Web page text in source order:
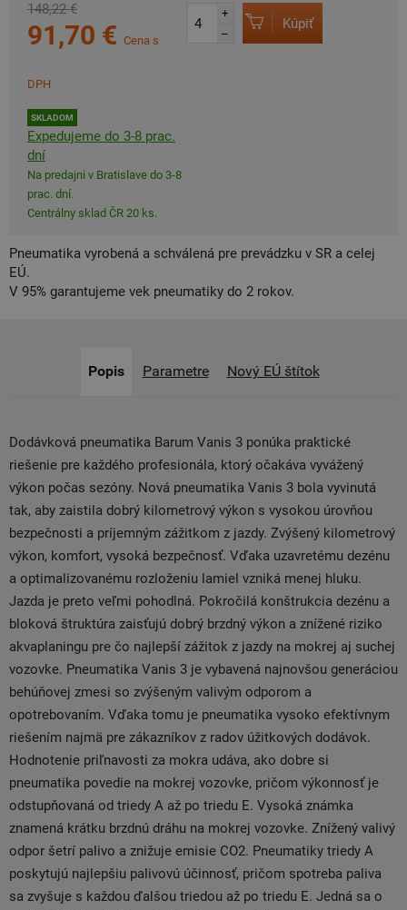
148,22 €
91,70 € Cena s
DPH
SKLADOM
Expedujeme do 3-8 prac.
dní
Na predajni v Bratislave do 3-8
prac. dní.
Centrálny sklad ČR 20 ks.
+
–
Kúpiť
Pneumatika vyrobená a schválená pre prevádzku v SR a celej
EÚ.
V 95% garantujeme vek pneumatiky do 2 rokov.
Popis Parametre Nový EÚ štítok
Dodávková pneumatika Barum Vanis 3 ponúka praktické
riešenie pre každého profesionála, ktorý očakáva vyvážený
výkon počas sezóny. Nová pneumatika Vanis 3 bola vyvinutá
tak, aby zaistila dobrý kilometrový výkon s vysokou úrovňou
bezpečnosti a príjemným zážitkom z jazdy. Zvýšený kilometrový
výkon, komfort, vysoká bezpečnosť. Vďaka uzavretému dezénu
a optimalizovanému rozloženiu lamiel vzniká menej hluku.
Jazda je preto veľmi pohodlná. Pokročilá konštrukcia dezénu a
bloková štruktúra zaisťujú dobrý brzdný výkon a znížené riziko
akvaplaningu pre čo najlepší zážitok z jazdy na mokrej aj suchej
vozovke. Pneumatika Vanis 3 je vybavená najnovšou generáciou
behúňovej zmesi so zvýšeným valivým odporom a
opotrebovaním. Vďaka tomu je pneumatika vysoko efektívnym
riešením najmä pre zákazníkov z radov úžitkových dodávok.
Hodnotenie priľnavosti za mokra udáva, ako dobre si
pneumatika povedie na mokrej vozovke, pričom výkonnosť je
odstupňovaná od triedy A až po triedu E. Vysoká známka
znamená krátku brzdnú dráhu na mokrej vozovke. Znížený valivý
odpor šetrí palivo a znižuje emisie CO2. Pneumatiky triedy A
poskytujú najlepšiu palivovú účinnosť, pričom spotreba paliva
sa zvyšuje s každou ďalšou triedou až po triedu E. Jedná sa o